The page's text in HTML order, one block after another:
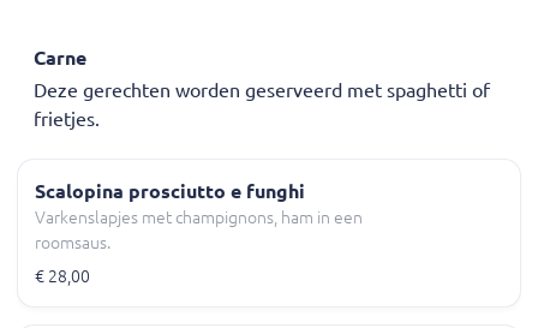
Carne
Deze gerechten worden geserveerd met spaghetti of
frietjes.
Scalopina prosciutto e funghi
Varkenslapjes met champignons, ham in een
roomsaus.
€ 28,00